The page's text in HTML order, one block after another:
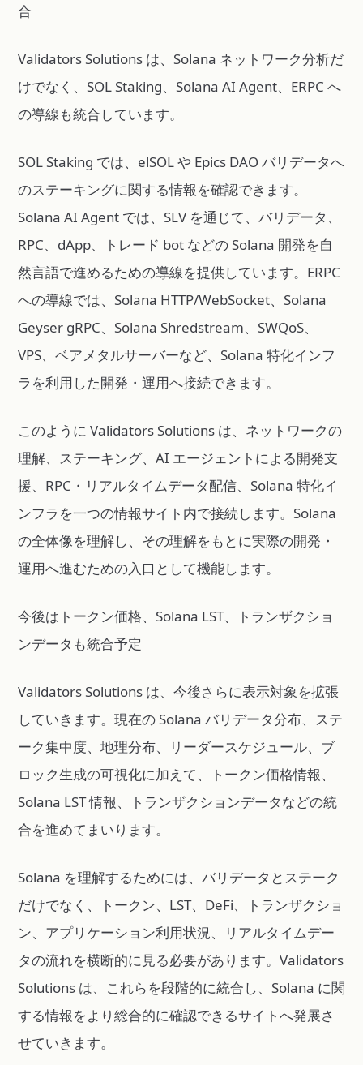
合
Validators Solutions は、Solana ネットワーク分析だ
けでなく、SOL Staking、Solana AI Agent、ERPC へ
の導線も統合しています。
SOL Staking では、elSOL や Epics DAO バリデータへ
のステーキングに関する情報を確認できます。
Solana AI Agent では、SLV を通じて、バリデータ、
RPC、dApp、トレード bot などの Solana 開発を自
然言語で進めるための導線を提供しています。ERPC
への導線では、Solana HTTP/WebSocket、Solana
Geyser gRPC、Solana Shredstream、SWQoS、
VPS、ベアメタルサーバーなど、Solana 特化インフ
ラを利用した開発・運用へ接続できます。
このように Validators Solutions は、ネットワークの
理解、ステーキング、AI エージェントによる開発支
援、RPC・リアルタイムデータ配信、Solana 特化イ
ンフラを一つの情報サイト内で接続します。Solana
の全体像を理解し、その理解をもとに実際の開発・
運用へ進むための入口として機能します。
今後はトークン価格、Solana LST、トランザクショ
ンデータも統合予定
Validators Solutions は、今後さらに表示対象を拡張
していきます。現在の Solana バリデータ分布、ステ
ーク集中度、地理分布、リーダースケジュール、ブ
ロック生成の可視化に加えて、トークン価格情報、
Solana LST 情報、トランザクションデータなどの統
合を進めてまいります。
Solana を理解するためには、バリデータとステーク
だけでなく、トークン、LST、DeFi、トランザクショ
ン、アプリケーション利用状況、リアルタイムデー
タの流れを横断的に見る必要があります。Validators
Solutions は、これらを段階的に統合し、Solana に関
する情報をより総合的に確認できるサイトへ発展さ
せていきます。